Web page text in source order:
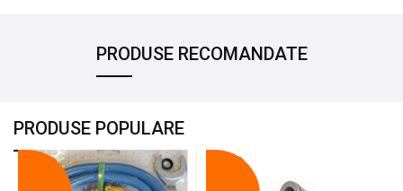
PRODUSE RECOMANDATE
PRODUSE POPULARE